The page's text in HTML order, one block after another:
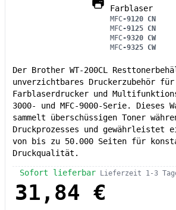
Farblaser
MFC-9120 CN
MFC-9125 CN
MFC-9320 CW
MFC-9325 CW
Der Brother WT-200CL
unverzichtbares Druckerzubehör
Farblaserdrucker und
3000- und MFC-9000-Serie. Dieses
sammelt überschüssigen Toner
Druckprozesses und gewährleistet
von bis zu 50.000 Seiten für
Druckqualität.
Sofort lieferbar Lieferzeit 1-3
31,84 €